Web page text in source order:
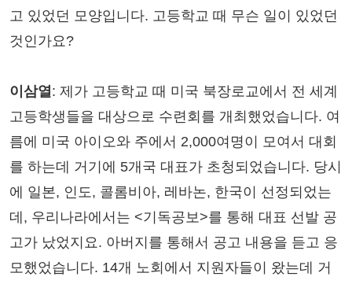
고 있었던 모양입니다. 고등학교 때 무슨 일이 있었던
것인가요?
이삼열: 제가 고등학교 때 미국 북장로교에서 전 세계
고등학생들을 대상으로 수련회를 개최했었습니다. 여
름에 미국 아이오와 주에서 2,000여명이 모여서 대회
를 하는데 거기에 5개국 대표가 초청되었습니다. 당시
에 일본, 인도, 콜롬비아, 레바논, 한국이 선정되었는
데, 우리나라에서는 <기독공보>를 통해 대표 선발 공
고가 났었지요. 아버지를 통해서 공고 내용을 듣고 응
모했었습니다. 14개 노회에서 지원자들이 왔는데 거